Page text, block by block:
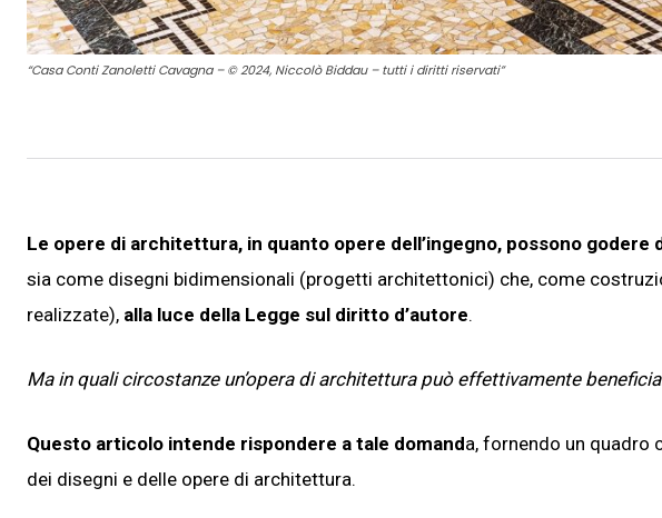
“Casa Conti Zanoletti Cavagna – © 2024, Niccolò Biddau – tutti i diritti riservati”
Le opere di architettura, in quanto opere dell’ingegno, possono
sia come disegni bidimensionali (progetti architettonici) che, come
realizzate), alla luce della Legge sul diritto d’autore.
Ma in quali circostanze un’opera di architettura può effettivamente
Questo articolo intende rispondere a tale domanda, fornendo un quadro
dei disegni e delle opere di architettura.